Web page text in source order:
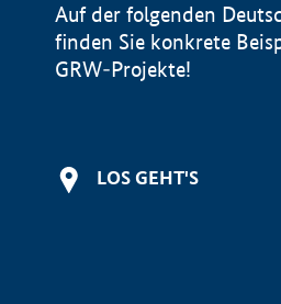
Auf der folgenden
finden Sie konkrete
GRW-Projekte!
LOS GEHT'S